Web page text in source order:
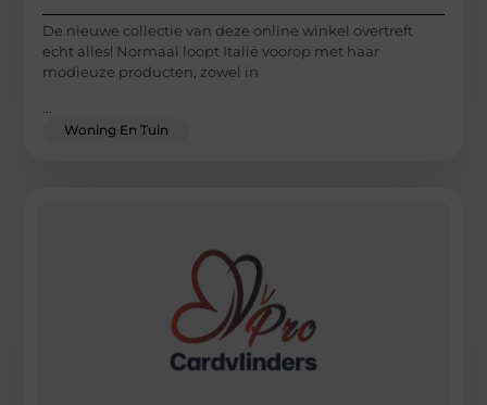
De nieuwe collectie van deze online winkel overtreft
echt alles! Normaal loopt Italië voorop met haar
modieuze producten, zowel in
...
Woning En Tuin